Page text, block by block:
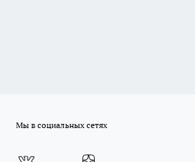
Мы в социальных сетях